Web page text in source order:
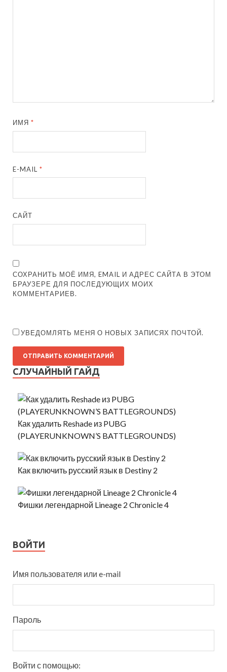
ИМЯ*
E-MAIL*
САЙТ
СОХРАНИТЬ МОЁ ИМЯ, EMAIL И АДРЕС САЙТА В ЭТОМ
БРАУЗЕРЕ ДЛЯ ПОСЛЕДУЮЩИХ МОИХ
КОММЕНТАРИЕВ.
УВЕДОМЛЯТЬ МЕНЯ О НОВЫХ ЗАПИСЯХ ПОЧТОЙ.
СЛУЧАЙНЫЙ ГАЙД
Как удалить Reshade из PUBG
(PLAYERUNKNOWN’S BATTLEGROUNDS)
Как включить русский язык в Destiny 2
Фишки легендарной Lineage 2 Chronicle 4
ВОЙТИ
Имя пользователя или e-mail
Пароль
Войти с помощью: